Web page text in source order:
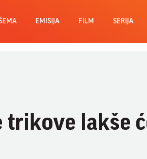
EMISIJA FILM SERIJA
trikove lakše